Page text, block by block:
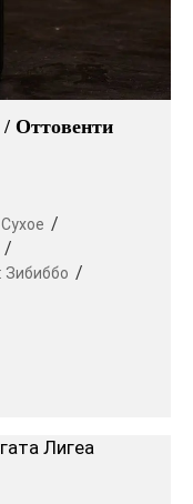
Оттовенти
Сухое
Зибиббо